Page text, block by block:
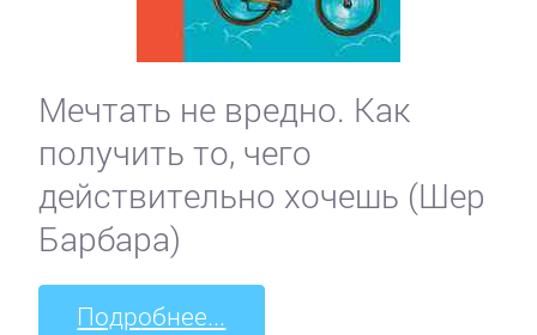
Мечтать не вредно. Как
получить то, чего
действительно хочешь (Шер
Барбара)
Подробнее...